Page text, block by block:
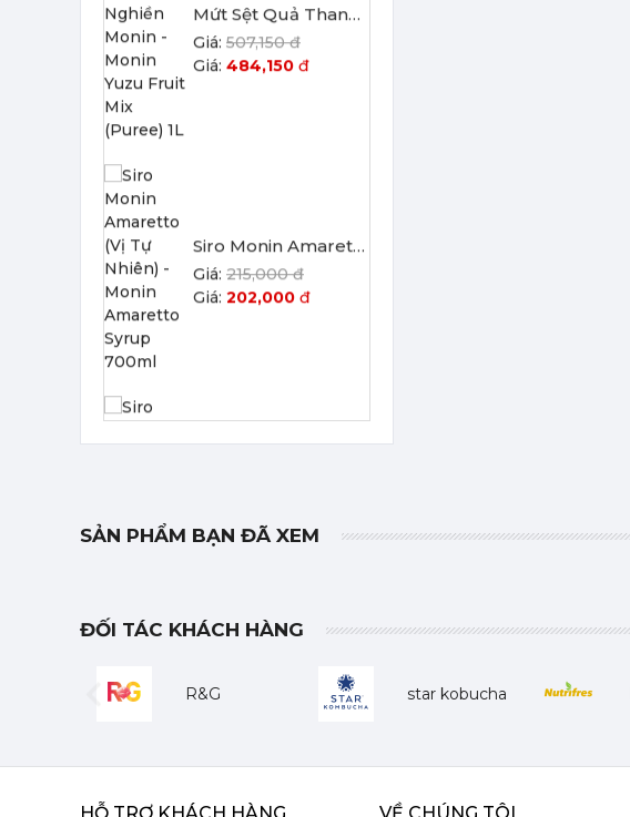
215,000 đ
215,000 đ
202,000đ
Siro Monin Falernum - Monin Falernum Flavoured Syrup 700ml
SẢN PHẨM BẠN ĐÃ XEM
ĐỐI TÁC KHÁCH HÀNG
R&G star kobucha